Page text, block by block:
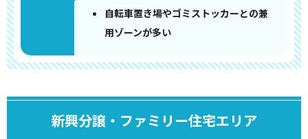
自転車置き場やゴミストッカーとの兼
用ゾーンが多い
新興分譲・ファミリー住宅エリア